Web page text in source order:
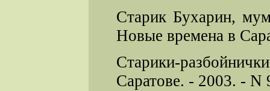
Старик Бухарин,
Новые времена в
Старики-
Саратове. - 2003. -